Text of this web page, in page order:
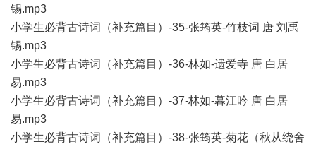
锡.mp3
小学生必背古诗词（补充篇目）-35-张筠英-竹枝词 唐 刘禹
锡.mp3
小学生必背古诗词（补充篇目）-36-林如-遗爱寺 唐 白居
易.mp3
小学生必背古诗词（补充篇目）-37-林如-暮江吟 唐 白居
易.mp3
小学生必背古诗词（补充篇目）-38-张筠英-菊花（秋从绕舍